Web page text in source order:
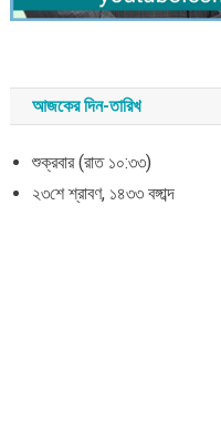
আজকের দিন-তারিখ
শুক্রবার (রাত ১০:৩৩)
২৩শে শ্রাবণ, ১৪৩৩ বঙ্গাব্দ